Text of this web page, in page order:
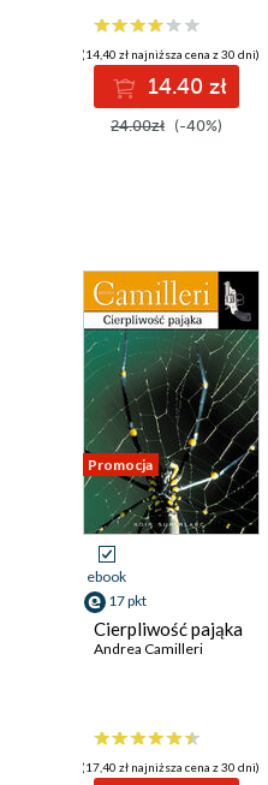
(14,40 zł najniższa cena z 30 dni)
14.40 zł
24.00zł (-40%)
Promocja
ebook
17 pkt
Cierpliwość pająka
Andrea Camilleri
(17,40 zł najniższa cena z 30 dni)